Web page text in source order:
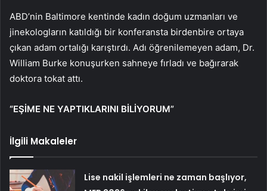
ABD’nin Baltimore kentinde kadın doğum uzmanları ve
jinekologların katıldığı bir konferansta birdenbire ortaya
çıkan adam ortalığı karıştırdı. Adı öğrenilemeyen adam, Dr.
William Burke konuşurken sahneye fırladı ve bağırarak
doktora tokat attı.
“EŞİME NE YAPTIKLARINI BİLİYORUM”
İlgili Makaleler
Lise nakil işlemleri ne zaman başlıyor,